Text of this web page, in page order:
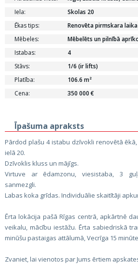
Iela:
Skolas 20
Ēkas tips:
Renovēta pirmskara
Mēbeles:
Mēbelēts un pilnībā
Istabas:
4
Stāvs:
1/6 (ir lifts)
Platība:
106.6 m²
Cena:
350 000 €
Īpašuma apraksts
Pārdod plašu 4 istabu dzīvokli renovētā
ielā 20.
Dzīvoklis kluss un mājīgs.
Virtuve ar ēdamzonu, viesistaba, 3
sanmezgli.
Labas koka grīdas. Individuālie skaitītāji
Ērta lokācija pašā Rīgas centrā, apkārtnē
veikalu, mācību iestāžu. Ērta sabiedriskā
minūšu pastaigas attālumā, Vecrīga 15
Zvaniet, lai vienotos par Jums ērtiem